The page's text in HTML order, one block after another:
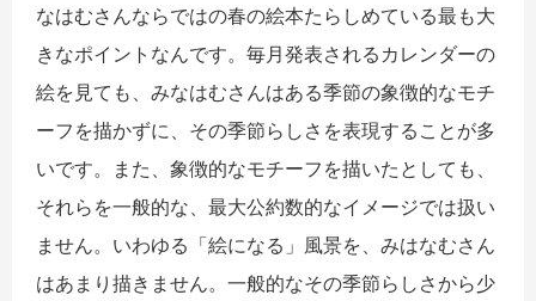
なはむさんならではの春の絵本たらしめている最も大
きなポイントなんです。毎月発表されるカレンダーの
絵を見ても、みなはむさんはある季節の象徴的なモチ
ーフを描かずに、その季節らしさを表現することが多
いです。また、象徴的なモチーフを描いたとしても、
それらを一般的な、最大公約数的なイメージでは扱い
ません。いわゆる「絵になる」風景を、みはなむさん
はあまり描きません。一般的なその季節らしさから少